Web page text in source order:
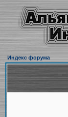
Индекс форума